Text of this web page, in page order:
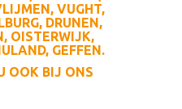
VUGHT,
DRUNEN,
OISTERWIJK,
GEFFEN.
OOK BIJ ONS